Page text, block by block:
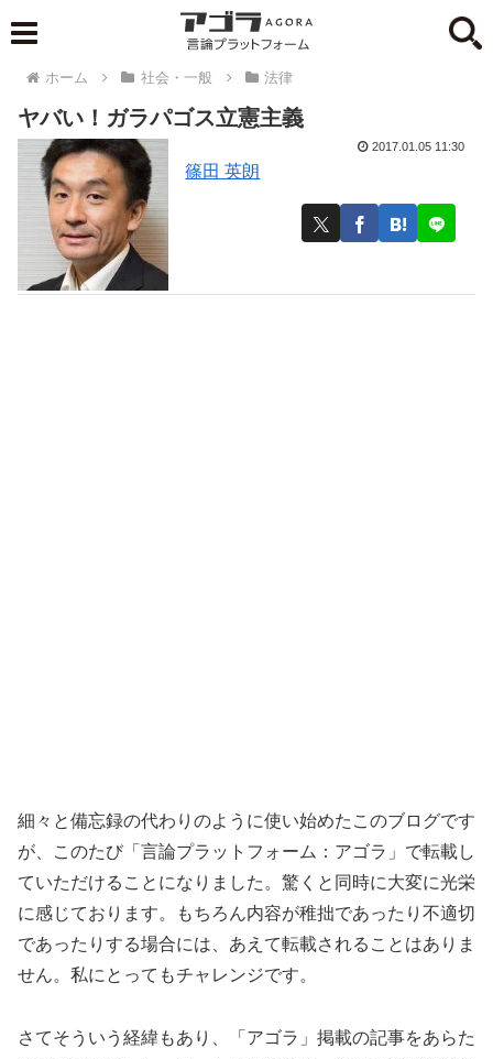
ホーム 社会・一般 法律
ヤバい！ガラパゴス立憲主義
篠田 英朗
2017.01.05 11:30
細々と備忘録の代わりのように使い始めたこのブログです
が、このたび「言論プラットフォーム：アゴラ」で転載し
ていただけることになりました。驚くと同時に大変に光栄
に感じております。もちろん内容が稚拙であったり不適切
であったりする場合には、あえて転載されることはありま
せん。私にとってもチャレンジです。
さてそういう経緯もあり、「アゴラ」掲載の記事をあらた